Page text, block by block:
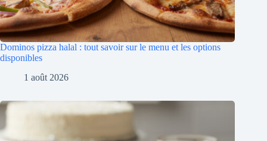
Dominos pizza halal : tout savoir sur le menu et les options
disponibles
1 août 2026